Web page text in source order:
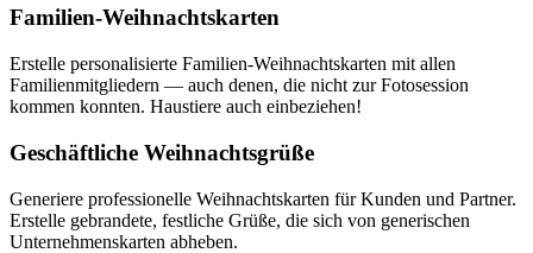
Familien-Weihnachtskarten
Erstelle personalisierte Familien-Weihnachtskarten mit allen
Familienmitgliedern — auch denen, die nicht zur Fotosession
kommen konnten. Haustiere auch einbeziehen!
Geschäftliche Weihnachtsgrüße
Generiere professionelle Weihnachtskarten für Kunden und Partner.
Erstelle gebrandete, festliche Grüße, die sich von generischen
Unternehmenskarten abheben.